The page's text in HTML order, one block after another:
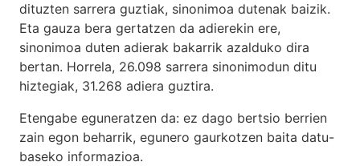
dituzten sarrera guztiak, sinonimoa dutenak baizik.
Eta gauza bera gertatzen da adierekin ere,
sinonimoa duten adierak bakarrik azalduko dira
bertan. Horrela, 26.098 sarrera sinonimodun ditu
hiztegiak, 31.268 adiera guztira.
Etengabe eguneratzen da: ez dago bertsio berrien
zain egon beharrik, egunero gaurkotzen baita datu-
baseko informazioa.